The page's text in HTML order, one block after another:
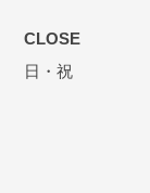
CLOSE
日・祝